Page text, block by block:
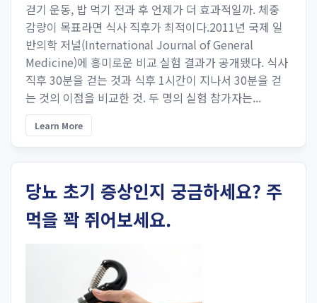
걷기 운동, 밥 먹기 전과 후 언제가 더 효과적일까. 체중
감량이 목표라면 식사 직후가 최적이다.2011년 국제 일
반의학 저널(International Journal of General
Medicine)에 흥미로운 비교 실험 결과가 공개됐다. 식사
직후 30분을 걷는 것과 식후 1시간이 지나서 30분을 걷
는 것의 이점을 비교한 것. 두 명의 실험 참가자는...
Learn More
당뇨 초기 증상인지 궁금하세요? 주
먹을 꽉 쥐어보세요.